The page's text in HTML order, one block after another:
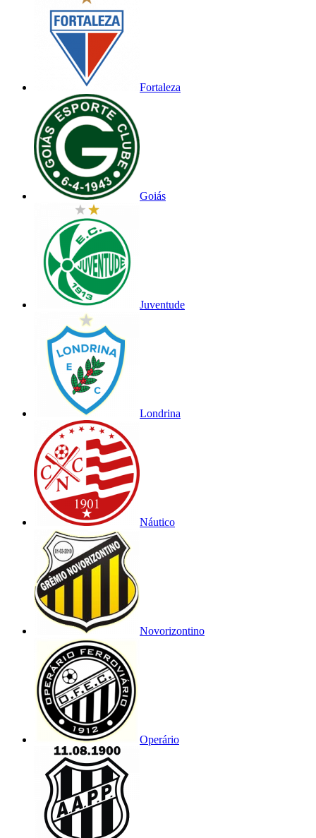
Fortaleza
Goiás
Juventude
Londrina
Náutico
Novorizontino
Operário